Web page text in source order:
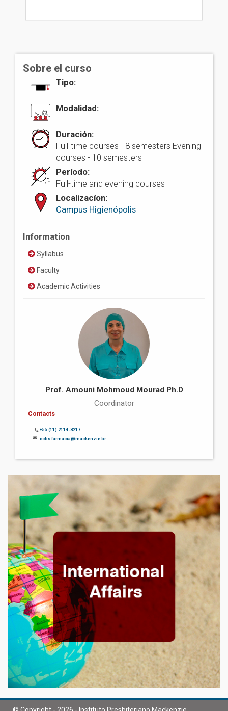
Sobre el curso
Tipo:
-
Modalidad:
Duración:
Full-time courses - 8 semesters Evening-
courses - 10 semesters
Período:
Full-time and evening courses
Localizacíon:
Campus Higienópolis
Information
Syllabus
Faculty
Academic Activities
Prof. Amouni Mohmoud Mourad Ph.D
Coordinator
Contacts
+55 (11) 2114-8217
ccbs.farmacia@mackenzie.br